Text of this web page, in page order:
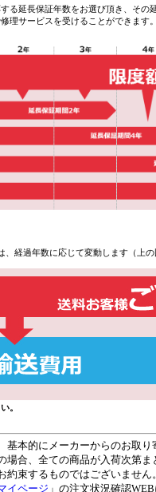
る延長保証年数をお選び頂き、そ
理サービスを受けることができます。
経過年数に応じて変動します（上
。
基本的にメーカーからのお取り
場合、全ての商品が入荷次第ま
束するものではございません。
イページ 」の注文状況確認